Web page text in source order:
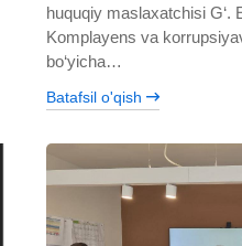
huquqiy maslaxatchisi G‘.
Komplayens va
bo‘yicha…
Batafsil o'qish